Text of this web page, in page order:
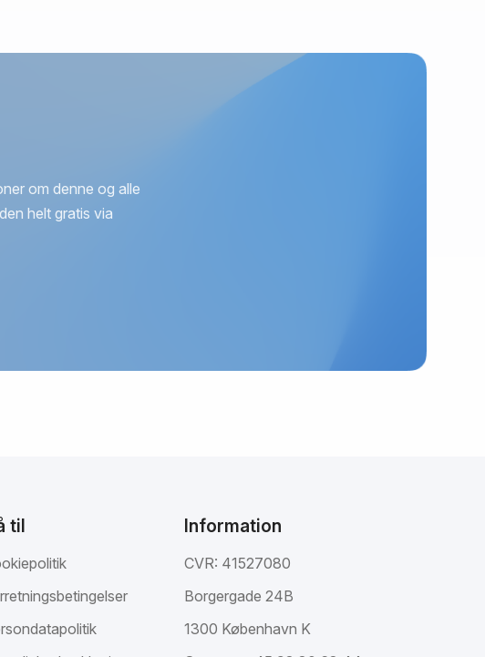
om denne og alle
helt gratis via
til Information
CVR: 41527080
Borgergade 24B
1300 København K